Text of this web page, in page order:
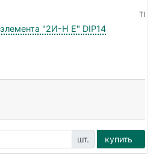
TI
"2И-Н Е" DIP14
шт. купить